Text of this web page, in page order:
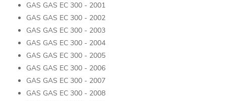
GAS GAS EC 300 - 2001
GAS GAS EC 300 - 2002
GAS GAS EC 300 - 2003
GAS GAS EC 300 - 2004
GAS GAS EC 300 - 2005
GAS GAS EC 300 - 2006
GAS GAS EC 300 - 2007
GAS GAS EC 300 - 2008